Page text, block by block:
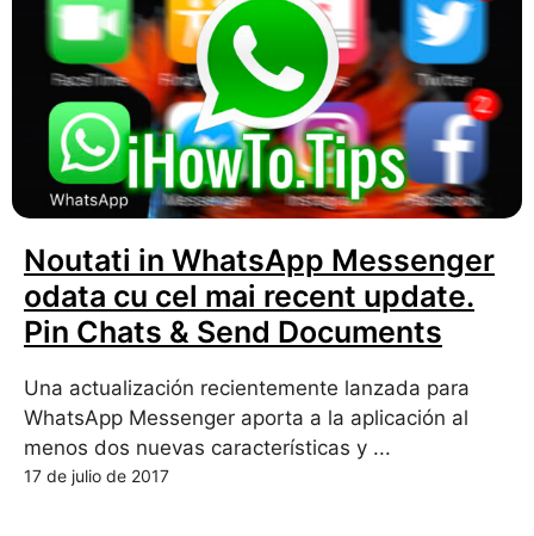
Noutati in WhatsApp Messenger
odata cu cel mai recent update.
Pin Chats & Send Documents
Una actualización recientemente lanzada para
WhatsApp Messenger aporta a la aplicación al
menos dos nuevas características y ...
17 de julio de 2017